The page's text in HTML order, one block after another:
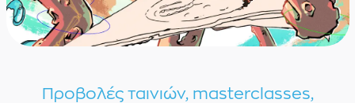
Προβολές ταινιών, masterclasses,